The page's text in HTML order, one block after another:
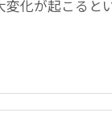
化が起こると